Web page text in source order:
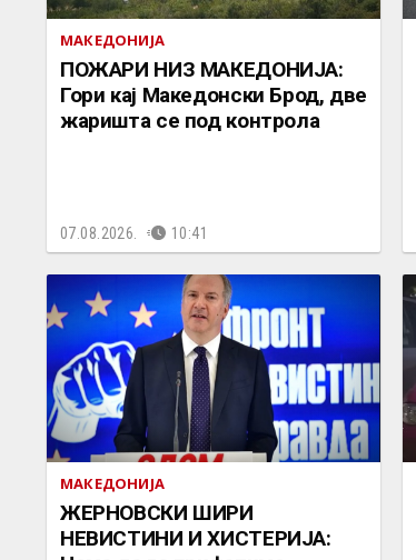
МАКЕДОНИЈА
ПОЖАРИ НИЗ МАКЕДОНИЈА:
Гори кај Македонски Брод, две
жаришта се под контрола
07.08.2026. 10:41
МАКЕДОНИЈА
ЖЕРНОВСКИ ШИРИ
НЕВИСТИНИ И ХИСТЕРИЈА: